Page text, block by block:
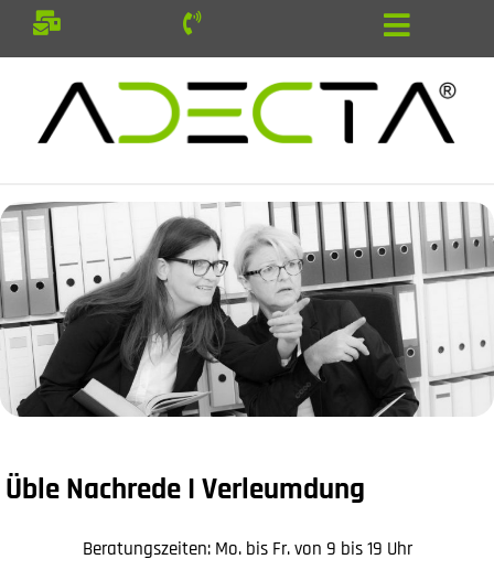
Üble Nachrede I Verleumdung
Beratungszeiten: Mo. bis Fr. von 9 bis 19 Uhr